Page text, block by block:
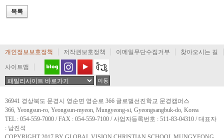
개인정보보호정책 저작권보호정책 이메일무단수집거부 찾아오시는 길
사이트맵
36941 경상북도 문경시 영순면 영순로 366 글로벌선진학교 문경캠퍼스
366, Yeongsun-ro, Yeongsun-myeon, Mungyeong-si, Gyeongsangbuk-do, Korea
TEL : 054-559-7000 / FAX : 054-559-7100 / 사업자등록번호 : 511-83-04310 / 대표자
: 남진석